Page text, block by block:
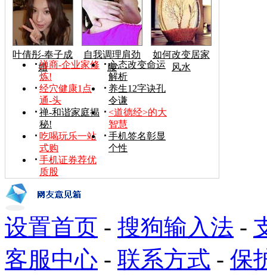
叶倩彤-奉子成
婚
自我调理肩劲
腰
如何改变居家
风水
禅商-企业家修
炼!
心态改变命运
解析
经穴健康1点
通-头
养生12字诀孔
令谦
禅-和谐家庭揭
秘!
<道德经>的大
智慧
吃喝玩乐一站
式购
手机签名彰显
个性
手机证券荐优
质股
设置首页 - 搜狗输入法 -
客服中心 - 联系方式 - 保